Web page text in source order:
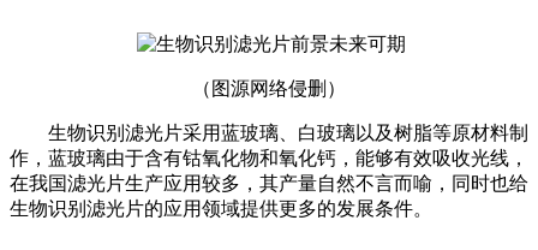
（图源网络侵删）
生物识别滤光片采用蓝玻璃、白玻璃以及树脂等原材料制
作，蓝玻璃由于含有钴氧化物和氧化钙，能够有效吸收光线，
在我国滤光片生产应用较多，其产量自然不言而喻，同时也给
生物识别滤光片的应用领域提供更多的发展条件。